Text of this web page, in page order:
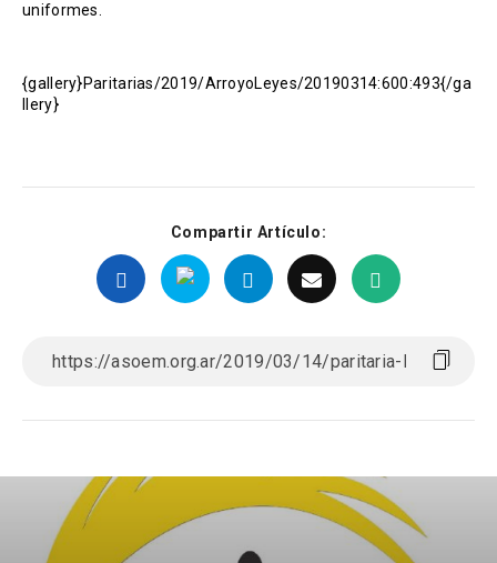
uniformes.
{gallery}Paritarias/2019/ArroyoLeyes/20190314:600:493{/ga
llery}
Compartir Artículo: